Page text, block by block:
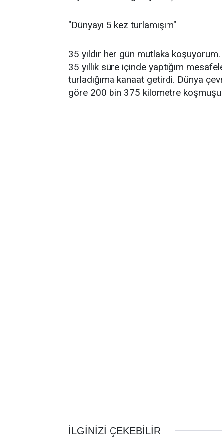
"Dünyayı 5 kez turlamışım"
35 yıldır her gün mutlaka
35 yıllık süre içinde yaptığım
turladığıma kanaat getirdi. Dünya
göre 200 bin 375 kilometre